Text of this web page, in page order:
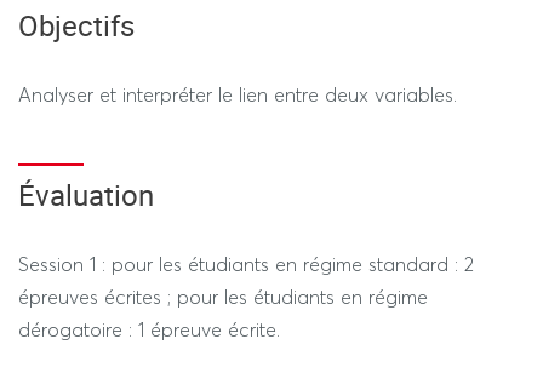
équations, inéquations et représentations graphiques,
figures géométriques simples et applications, éléments
extremums), statistiques descriptives univariées et
Le programme du Semestre 3 est consacré aux
statistiques pour l’étude de 2 variables
Objectifs
Analyser et interpréter le lien entre deux variables.
Évaluation
Session 1 : pour les étudiants en régime standard : 2
épreuves écrites ; pour les étudiants en régime
dérogatoire : 1 épreuve écrite.